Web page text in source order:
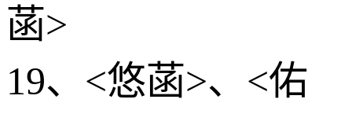
菡>
19、<悠菡>、<佑